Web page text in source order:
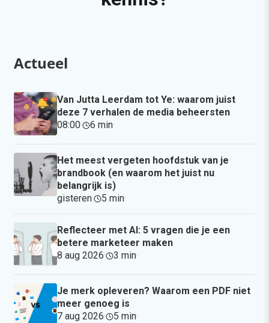
Actueel
Van Jutta Leerdam tot Ye: waarom juist
deze 7 verhalen de media beheersten
08:00· 6 min·
Het meest vergeten hoofdstuk van je
brandbook (en waarom het juist nu
belangrijk is)
gisteren· 5 min·
Reflecteer met AI: 5 vragen die je een
betere marketeer maken
8 aug 2026· 3 min·
Je merk opleveren? Waarom een PDF niet
meer genoeg is
7 aug 2026· 5 min·